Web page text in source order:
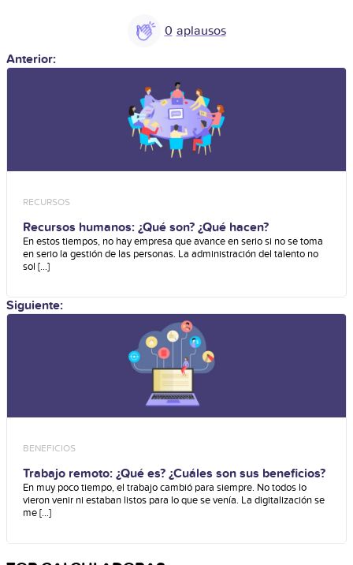
0
Anterior:
RECURSOS
Recursos humanos: ¿Qué son? ¿Qué hacen?
En estos tiempos, no hay empresa que avance en serio si no se toma
en serio la gestión de las personas. La administración del talento no
sol [...]
Siguiente:
BENEFICIOS
Trabajo remoto: ¿Qué es? ¿Cuáles son sus beneficios?
En muy poco tiempo, el trabajo cambió para siempre. No todos lo
vieron venir ni estaban listos para lo que se venía. La digitalización se
me [...]